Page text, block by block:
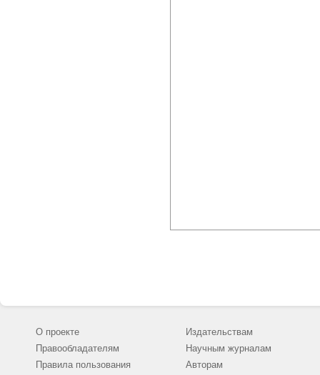
О проекте
Правообладателям
Правила пользования
Издательствам
Научным журналам
Авторам